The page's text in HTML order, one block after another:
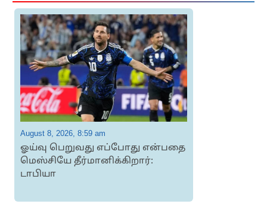
August 8, 2026, 8:59 am
ஓய்வு பெறுவது எப்போது என்பதை
மெஸ்சியே தீர்மானிக்கிறார்:
டாபியா